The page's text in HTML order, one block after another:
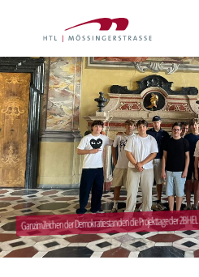
Ganz im Zeichen der Demokratie standen die Projekttage der 2BHEL